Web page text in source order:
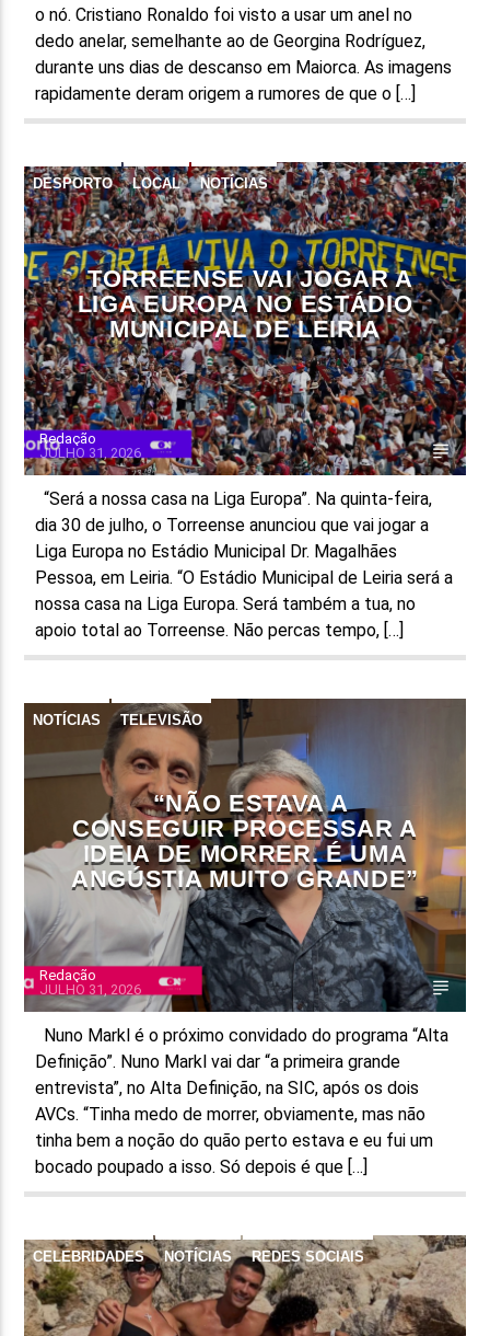
o nó. Cristiano Ronaldo foi visto a usar um anel no
dedo anelar, semelhante ao de Georgina Rodríguez,
durante uns dias de descanso em Maiorca. As imagens
rapidamente deram origem a rumores de que o […]
DESPORTO LOCAL NOTÍCIAS
TORREENSE VAI JOGAR A
LIGA EUROPA NO ESTÁDIO
MUNICIPAL DE LEIRIA
Redação
JULHO 31, 2026
“Será a nossa casa na Liga Europa”. Na quinta-feira,
dia 30 de julho, o Torreense anunciou que vai jogar a
Liga Europa no Estádio Municipal Dr. Magalhães
Pessoa, em Leiria. “O Estádio Municipal de Leiria será a
nossa casa na Liga Europa. Será também a tua, no
apoio total ao Torreense. Não percas tempo, […]
NOTÍCIAS TELEVISÃO
“NÃO ESTAVA A
CONSEGUIR PROCESSAR A
IDEIA DE MORRER. É UMA
ANGÚSTIA MUITO GRANDE”
Redação
JULHO 31, 2026
Nuno Markl é o próximo convidado do programa “Alta
Definição”. Nuno Markl vai dar “a primeira grande
entrevista”, no Alta Definição, na SIC, após os dois
AVCs. “Tinha medo de morrer, obviamente, mas não
tinha bem a noção do quão perto estava e eu fui um
bocado poupado a isso. Só depois é que […]
CELEBRIDADES NOTÍCIAS REDES SOCIAIS